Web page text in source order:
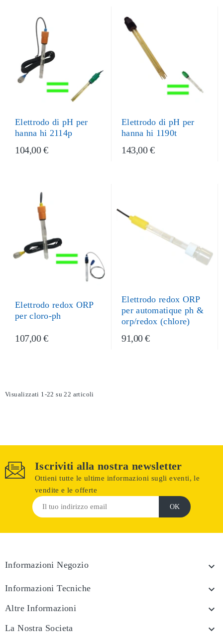
Elettrodo di pH per
hanna hi 2114p
104,00 €
Elettrodo di pH per
hanna hi 1190t
143,00 €
Elettrodo redox ORP
per cloro-ph
107,00 €
Elettrodo redox ORP
per automatique ph &
orp/redox (chlore)
91,00 €
Visualizzati 1-22 su 22 articoli
Iscriviti alla nostra newsletter
Ottieni tutte le ultime informazioni sugli eventi, le
vendite e le offerte
Informazioni Negozio 
Informazioni Tecniche 
Altre Informazioni 
La Nostra Societa 